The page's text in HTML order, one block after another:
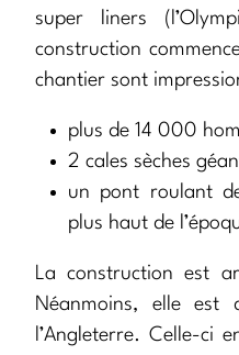
super liners
construction
chantier sont
plus de 14 000
2 cales sèches
un pont roulant
plus haut de
La construction est
Néanmoins, elle est
l’Angleterre. Celle-ci